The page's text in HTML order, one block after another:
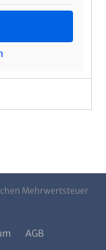
Mehrwertsteuer
AGB